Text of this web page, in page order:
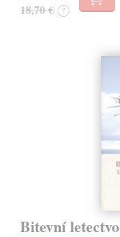
18,70 € ?
Bitevní letectvo